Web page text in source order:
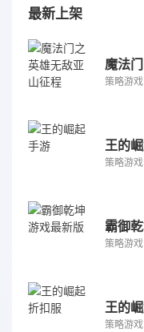
最新上架
魔法
策略游戏
王的
策略游戏
霸御
策略游戏
王的
策略游戏